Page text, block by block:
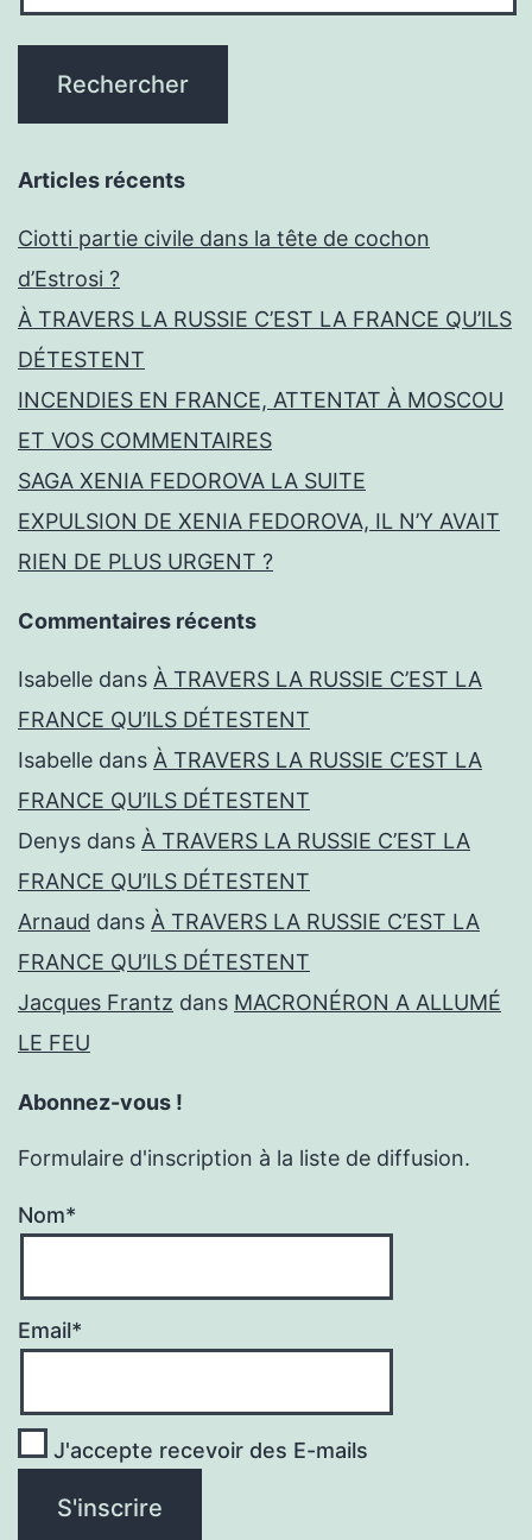
Articles récents
Ciotti partie civile dans la tête de cochon
d’Estrosi ?
À TRAVERS LA RUSSIE C’EST LA FRANCE QU’ILS
DÉTESTENT
INCENDIES EN FRANCE, ATTENTAT À MOSCOU
ET VOS COMMENTAIRES
SAGA XENIA FEDOROVA LA SUITE
EXPULSION DE XENIA FEDOROVA, IL N’Y AVAIT
RIEN DE PLUS URGENT ?
Commentaires récents
Isabelle dans À TRAVERS LA RUSSIE C’EST LA
FRANCE QU’ILS DÉTESTENT
Isabelle dans À TRAVERS LA RUSSIE C’EST LA
FRANCE QU’ILS DÉTESTENT
Denys dans À TRAVERS LA RUSSIE C’EST LA
FRANCE QU’ILS DÉTESTENT
Arnaud dans À TRAVERS LA RUSSIE C’EST LA
FRANCE QU’ILS DÉTESTENT
Jacques Frantz dans MACRONÉRON A ALLUMÉ
LE FEU
Abonnez-vous !
Formulaire d'inscription à la liste de diffusion.
Nom*
Email*
J'accepte recevoir des E-mails